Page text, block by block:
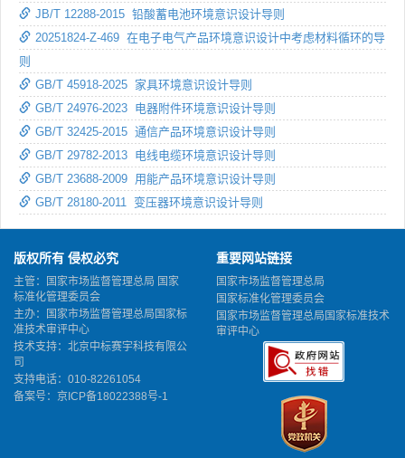
JB/T 12288-2015 铅酸蓄电池环境意识设计导则
20251824-Z-469 在电子电气产品环境意识设计中考虑材料循环的导
则
GB/T 45918-2025 家具环境意识设计导则
GB/T 24976-2023 电器附件环境意识设计导则
GB/T 32425-2015 通信产品环境意识设计导则
GB/T 29782-2013 电线电缆环境意识设计导则
GB/T 23688-2009 用能产品环境意识设计导则
GB/T 28180-2011 变压器环境意识设计导则
版权所有 侵权必究
主管：国家市场监督管理总局 国家
标准化管理委员会
主办：国家市场监督管理总局国家标
准技术审评中心
技术支持：北京中标赛宇科技有限公
司
支持电话：010-82261054
备案号： 京ICP备18022388号-1
重要网站链接
国家市场监督管理总局
国家标准化管理委员会
国家市场监督管理总局国家标准技术
审评中心